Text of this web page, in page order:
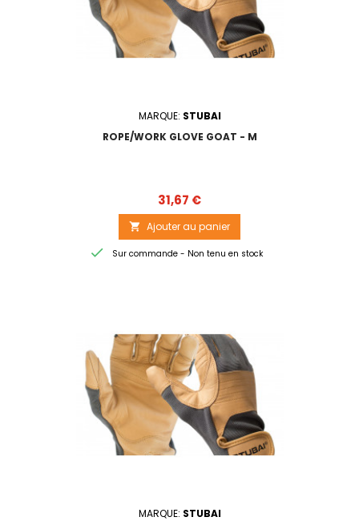
MARQUE: STUBAI
ROPE/WORK GLOVE GOAT - M
Prix
31,67 €
 Ajouter au panier
 Sur commande - Non tenu en stock
MARQUE: STUBAI